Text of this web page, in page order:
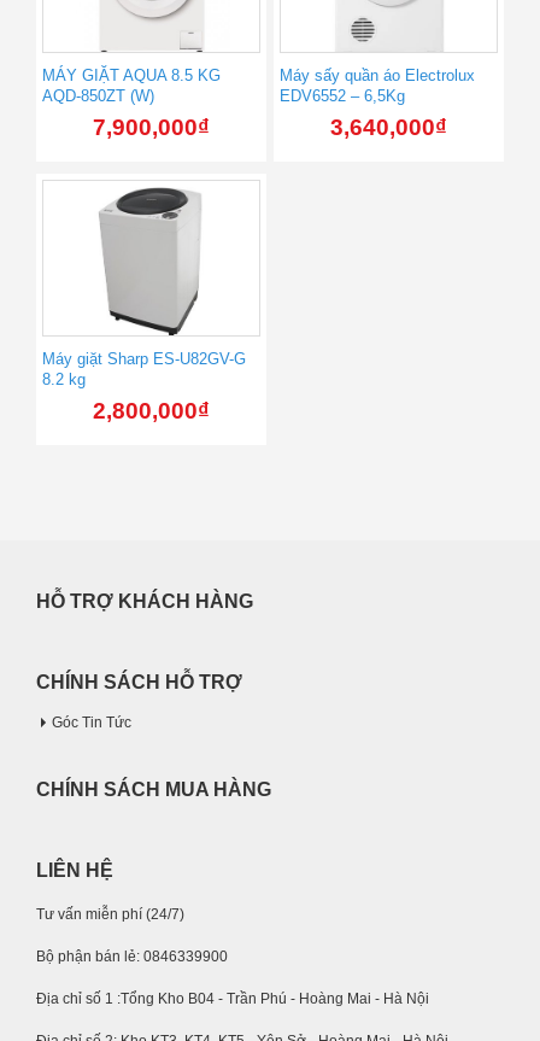
MÁY GIẶT AQUA 8.5 KG
AQD-850ZT (W)
7,900,000₫
Máy sấy quần áo Electrolux
EDV6552 – 6,5Kg
3,640,000₫
Máy giặt Sharp ES-U82GV-G
8.2 kg
2,800,000₫
HỖ TRỢ KHÁCH HÀNG
CHÍNH SÁCH HỖ TRỢ
Góc Tin Tức
CHÍNH SÁCH MUA HÀNG
LIÊN HỆ
Tư vấn miễn phí (24/7)
Bộ phận bán lẻ: 0846339900
Địa chỉ số 1 :Tổng Kho B04 - Trần Phú - Hoàng Mai - Hà Nội